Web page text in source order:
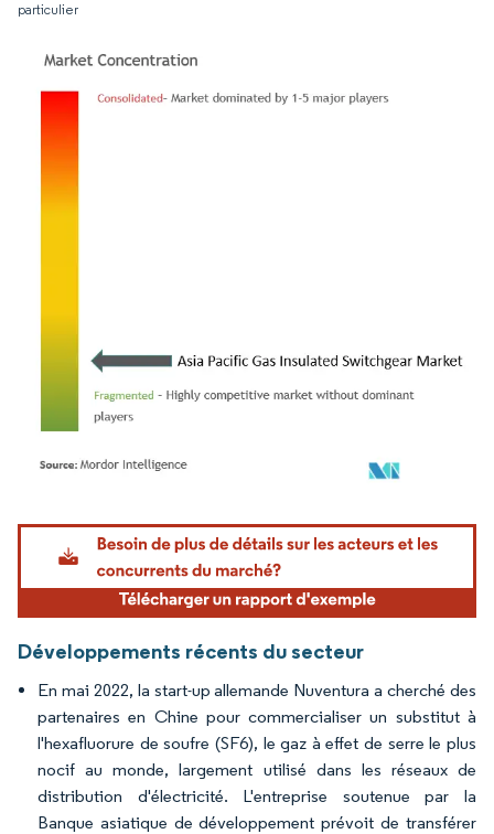
particulier
Image © Mordor Intelligence. La réutilisation nécessite une attribution sous CC BY
Développements récents du secteur
En mai 2022, la start-up allemande Nuventura a cherché des
partenaires en Chine pour commercialiser un substitut à
l'hexafluorure de soufre (SF6), le gaz à effet de serre le plus
nocif au monde, largement utilisé dans les réseaux de
distribution d'électricité. L'entreprise soutenue par la
Banque asiatique de développement prévoit de transférer